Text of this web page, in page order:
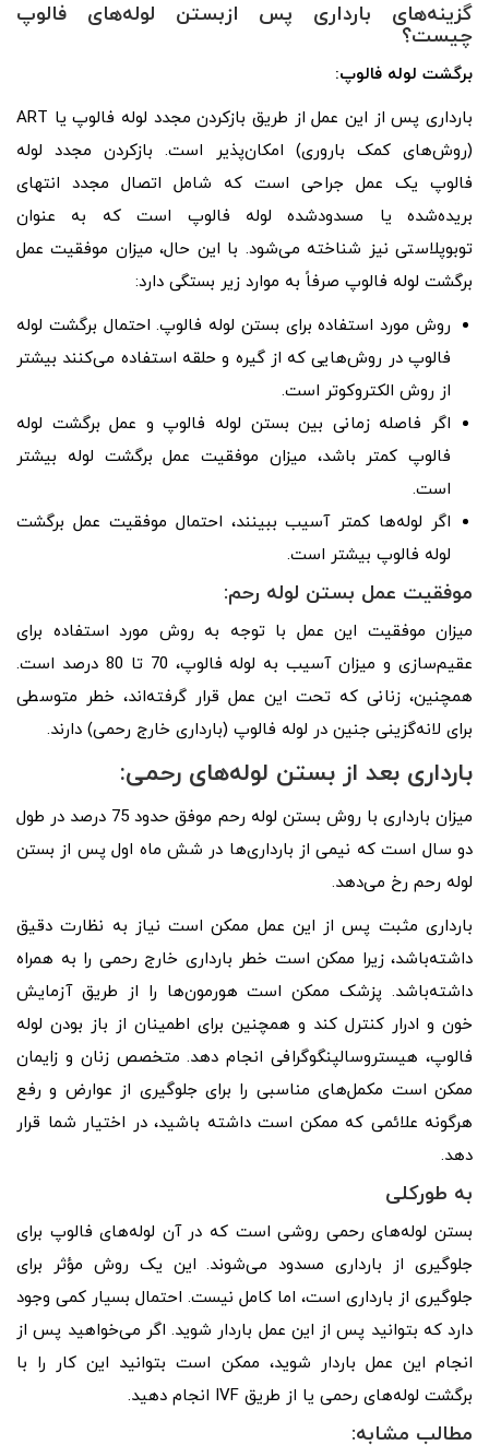
گزینه‌های بارداری پس ازبستن لوله‌های فالوپ
چیست؟
برگشت لوله فالوپ:
بارداری پس از این عمل از طریق بازکردن مجدد لوله فالوپ یا ART
(روش‌های کمک باروری) امکان‌پذیر است. بازکردن مجدد لوله
فالوپ یک عمل جراحی است که شامل اتصال مجدد انتهای
بریده‌شده یا مسدودشده لوله فالوپ است که به عنوان
توبوپلاستی نیز شناخته می‌شود. با این حال، میزان موفقیت عمل
برگشت لوله فالوپ صرفاً به موارد زیر بستگی دارد:
روش مورد استفاده برای بستن لوله فالوپ. احتمال برگشت لوله
فالوپ در روش‌هایی که از گیره و حلقه استفاده می‌کنند بیشتر
از روش الکتروکوتر است.
اگر فاصله زمانی بین بستن لوله فالوپ و عمل برگشت لوله
فالوپ کمتر باشد، میزان موفقیت عمل برگشت لوله بیشتر
است.
اگر لوله‌ها کمتر آسیب ببینند، احتمال موفقیت عمل برگشت
لوله فالوپ بیشتر است.
موفقیت عمل بستن لوله رحم:
میزان موفقیت این عمل با توجه به روش مورد استفاده برای
عقیم‌سازی و میزان آسیب به لوله فالوپ، 70 تا 80 درصد است.
همچنین، زنانی که تحت این عمل قرار گرفته‌اند، خطر متوسطی
برای لانه‌گزینی جنین در لوله فالوپ (بارداری خارج رحمی) دارند.
بارداری بعد از بستن لوله‌های رحمی:
میزان بارداری با روش بستن لوله رحم موفق حدود 75 درصد در طول
دو سال است که نیمی از بارداری‌ها در شش ماه اول پس از بستن
لوله رحم رخ می‌دهد.
بارداری مثبت پس از این عمل ممکن است نیاز به نظارت دقیق
داشته‌باشد، زیرا ممکن است خطر بارداری خارج رحمی را به همراه
داشته‌باشد. پزشک ممکن است هورمون‌ها را از طریق آزمایش
خون و ادرار کنترل کند و همچنین برای اطمینان از باز بودن لوله
فالوپ، هیستروسالپنگوگرافی انجام دهد. متخصص زنان و زایمان
ممکن است مکمل‌های مناسبی را برای جلوگیری از عوارض و رفع
هرگونه علائمی که ممکن است داشته باشید، در اختیار شما قرار
دهد.
به طورکلی
بستن لوله‌های رحمی روشی است که در آن لوله‌های فالوپ برای
جلوگیری از بارداری مسدود می‌شوند. این یک روش مؤثر برای
جلوگیری از بارداری است، اما کامل نیست. احتمال بسیار کمی وجود
دارد که بتوانید پس از این عمل باردار شوید. اگر می‌خواهید پس از
انجام این عمل باردار شوید، ممکن است بتوانید این کار را با
برگشت لوله‌های رحمی یا از طریق IVF انجام دهید.
مطالب مشابه: